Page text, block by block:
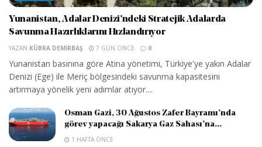
Yunanistan, Adalar Denizi’ndeki Stratejik Adalarda
Savunma Hazırlıklarını Hızlandırıyor
YAZAN KÜBRA DEMIRBAŞ 7 GÜN ÖNCE 0
Yunanistan basınına göre Atina yönetimi, Türkiye'ye yakın Adalar
Denizi (Ege) ile Meriç bölgesindeki savunma kapasitesini
artırmaya yönelik yeni adımlar atıyor....
Osman Gazi, 30 Ağustos Zafer Bayramı’nda
görev yapacağı Sakarya Gaz Sahası’na...
1 HAFTA ÖNCE